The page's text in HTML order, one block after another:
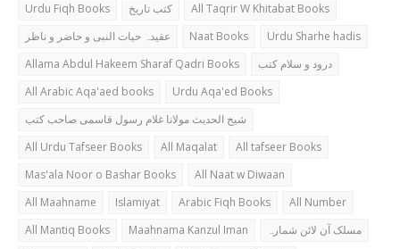
Urdu Fiqh Books
کتب تاریخ
All Taqrir W Khitabat Books
عقیدہ حیات النبی و حاضر و ناظر
Naat Books
Urdu Sharhe hadis
Allama Abdul Hakeem Sharaf Qadri Books
درود و سلام کتب
All Arabic Aqa'aed books
Urdu Aqa'ed Books
شیخ الحدیث مولانا غلام رسول قاسمی صاحب کتب
All Urdu Tafseer Books
All Maqalat
All tafseer Books
Mas'ala Noor o Bashar Books
All Naat w Diwaan
All Maahname
Islamiyat Arabic Fiqh Books
All Number
All Mantiq Books
Maahnama Kanzul Iman
مسلک آن لائن شمارہ